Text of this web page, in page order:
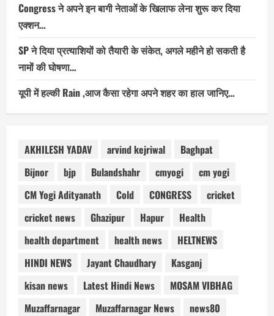
Congress ने अपने इन बागी नेताओं के खिलाफ लेना शुरू कर दिया
एक्शन…
SP ने दिया प्रत्याशियों को तैयारी के संकेत, अगले महीने हो सकती है
नामों की घोषणा…
यूपी में हल्की Rain ,आज कैसा रहेगा अपने शहर का हाल जानिए…
AKHILESH YADAV arvind kejriwal
Baghpat
Bijnor
bjp Bulandshahr cmyogi
cm yogi
CM Yogi Adityanath
Cold CONGRESS
cricket
cricket news
Ghazipur Hapur
Health
health department
health news
HELTNEWS
HINDI NEWS
Jayant Chaudhary
Kasganj
kisan news
Latest Hindi News
MOSAM VIBHAG
Muzaffarnagar
Muzaffarnagar News
news80